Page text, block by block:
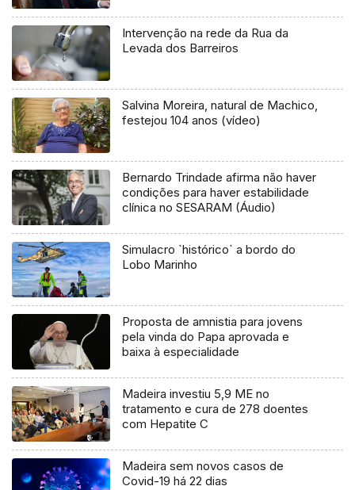
Intervenção na rede da Rua da
Levada dos Barreiros
Salvina Moreira, natural de Machico,
festejou 104 anos (vídeo)
Bernardo Trindade afirma não haver
condições para haver estabilidade
clínica no SESARAM (Áudio)
Simulacro `histórico` a bordo do
Lobo Marinho
Proposta de amnistia para jovens
pela vinda do Papa aprovada e
baixa à especialidade
Madeira investiu 5,9 ME no
tratamento e cura de 278 doentes
com Hepatite C
Madeira sem novos casos de
Covid-19 há 22 dias